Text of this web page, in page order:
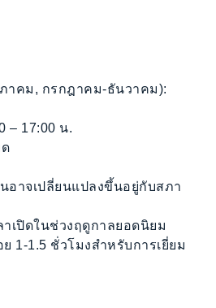
าคม, กรกฎาคม-ธันวาคม):
– 17:00 น.
อาจเปลี่ยนแปลงขึ้นอยู่กับสภา
เปิดในช่วงฤดูกาลยอดนิยม
ย 1-1.5 ชั่วโมงสำหรับการเยี่ยม